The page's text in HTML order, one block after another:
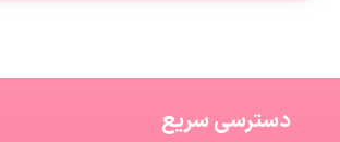
دسترسی سریع